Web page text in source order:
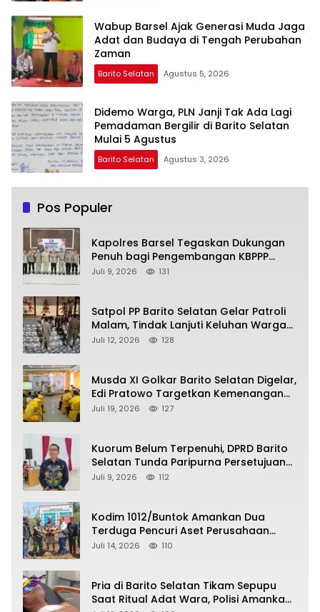
Wabup Barsel Ajak Generasi Muda Jaga
Adat dan Budaya di Tengah Perubahan
Zaman
Barito Selatan Agustus 5, 2026
Didemo Warga, PLN Janji Tak Ada Lagi
Pemadaman Bergilir di Barito Selatan
Mulai 5 Agustus
Barito Selatan Agustus 3, 2026
Pos Populer
Kapolres Barsel Tegaskan Dukungan
Penuh bagi Pengembangan KBPPP
Kalimantan Tengah
Juli 9, 2026 131
Satpol PP Barito Selatan Gelar Patroli
Malam, Tindak Lanjuti Keluhan Warga
soal Balap Liar dan Remaja Nongkrong
Juli 12, 2026 128
Musda XI Golkar Barito Selatan Digelar,
Edi Pratowo Targetkan Kemenangan
Partai pada Pemilu Mendatang
Juli 19, 2026 127
Kuorum Belum Terpenuhi, DPRD Barito
Selatan Tunda Paripurna Persetujuan
Raperda Pertanggungjawaban APBD
Juli 9, 2026 112
Kodim 1012/Buntok Amankan Dua
Terduga Pencuri Aset Perusahaan
Sitaan Satgas PKH, Satu Paket Diduga
Juli 14, 2026 110
Pria di Barito Selatan Tikam Sepupu
Saat Ritual Adat Wara, Polisi Amankan